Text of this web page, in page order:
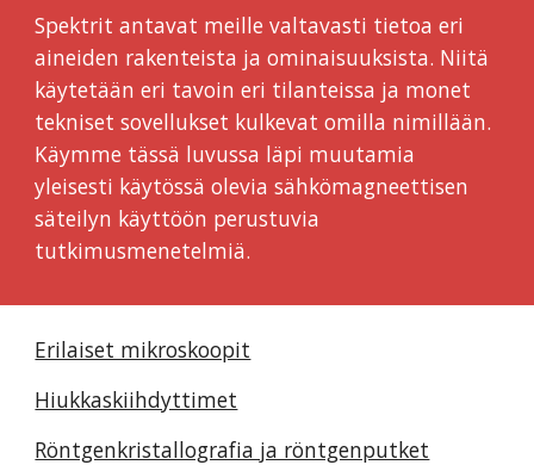
Spektrit antavat meille valtavasti tietoa eri
aineiden rakenteista ja ominaisuuksista. Niitä
käytetään eri tavoin eri tilanteissa ja monet
tekniset sovellukset kulkevat omilla nimillään.
Käymme tässä luvussa läpi muutamia
yleisesti käytössä olevia sähkömagneettisen
säteilyn käyttöön perustuvia
tutkimusmenetelmiä.
Erilaiset mikroskoopit
Hiukkaskiihdyttimet
Röntgenkristallografia ja röntgenputket